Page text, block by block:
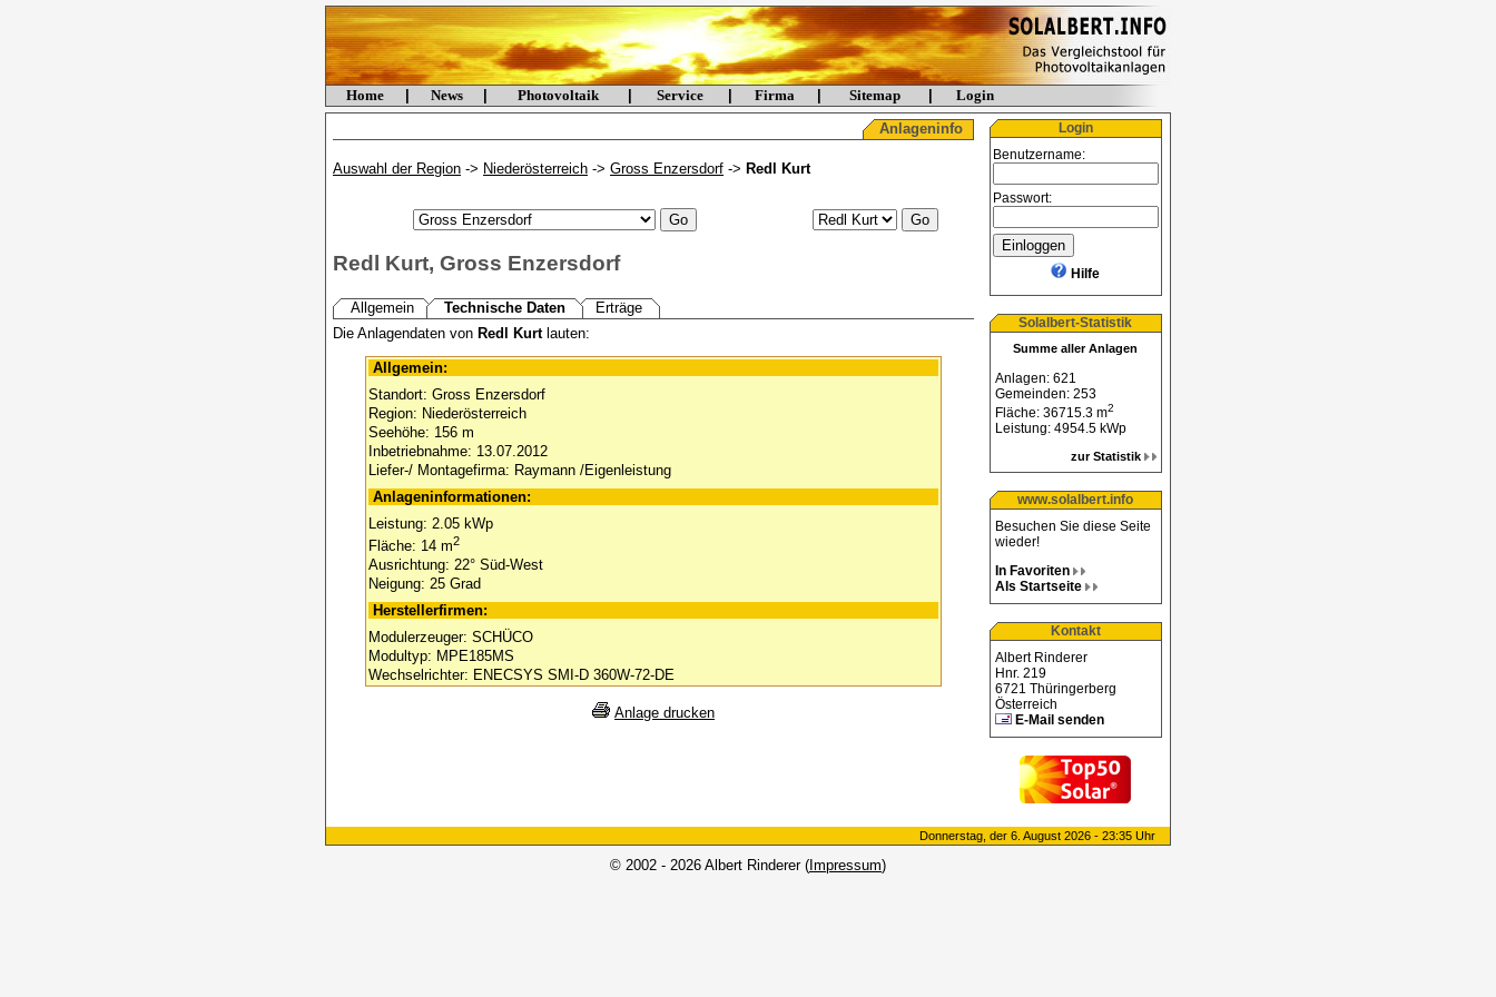
Home News Photovoltaik Service Firma Sitemap
Login
Anlageninfo
Auswahl der Region -> Niederösterreich -> Gross Enzersdorf -> Redl Kurt
Redl Kurt, Gross Enzersdorf
Allgemein Technische Daten
Erträge
Die Anlagendaten von Redl Kurtlauten:
Allgemein:
Standort: Gross Enzersdorf
Region: Niederösterreich
Seehöhe: 156 m
Inbetriebnahme: 13.07.2012
Liefer-/ Montagefirma: Raymann /Eigenleistung
Anlageninformationen:
Leistung: 2.05 kWp
Fläche: 14 m2
Ausrichtung: 22° Süd-West
Neigung: 25 Grad
Herstellerfirmen:
Modulerzeuger: SCHÜCO
Modultyp: MPE185MS
Wechselrichter: ENECSYS SMI-D 360W-72-DE
Anlage drucken
Login
Benutzername:
Passwort:
Hilfe
Solalbert-Statistik
Summe aller Anlagen
Anlagen: 621
Gemeinden: 253
Fläche: 36715.3 m2
Leistung: 4954.5 kWp
zur Statistik
www.solalbert.info
Besuchen Sie diese Seite
wieder!
In Favoriten
Als Startseite
Kontakt
Albert Rinderer
Hnr. 219
6721 Thüringerberg
Österreich
E-Mail senden
Donnerstag, der 6. August 2026 - 23:35 Uhr
© 2002 - 2026 Albert Rinderer ( Impressum)